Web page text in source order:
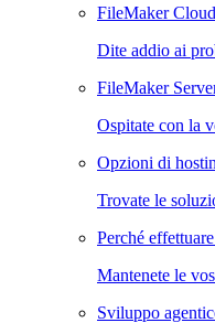
FileMaker Cloud
Dite addio ai
FileMaker
Ospitate con la
Opzioni di
Trovate le
Perché
Mantenete le
Sviluppo